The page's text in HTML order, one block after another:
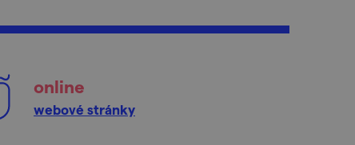
online
webové stránky